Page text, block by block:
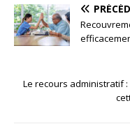
Le recours administratif